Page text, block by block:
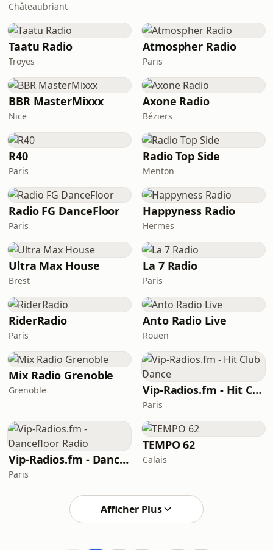
Châteaubriant
Taatu Radio
Troyes
Atmospher Radio
Paris
BBR MasterMixxx
Nice
Axone Radio
Béziers
R40
Paris
Radio Top Side
Menton
Radio FG DanceFloor
Paris
Happyness Radio
Hermes
Ultra Max House
Brest
La 7 Radio
Paris
RiderRadio
Paris
Anto Radio Live
Rouen
Mix Radio Grenoble
Grenoble Vip-Radios.fm - Hit Club Dance
Paris
Vip-Radios.fm - Dancefloor Radio
Paris
TEMPO 62
Calais
Afficher Plus